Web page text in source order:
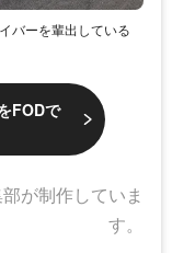
バーを輩出している
FODで
が制作していま
す。